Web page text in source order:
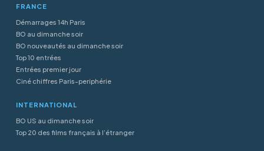
FRANCE
Démarrages 14h Paris
BO au dimanche soir
BO nouveautés au dimanche soir
Top 10 entrées
Entrées premier jour
Ciné chiffres Paris-periphérie
INTERNATIONAL
BO US au dimanche soir
Top 20 des films français à l’étranger